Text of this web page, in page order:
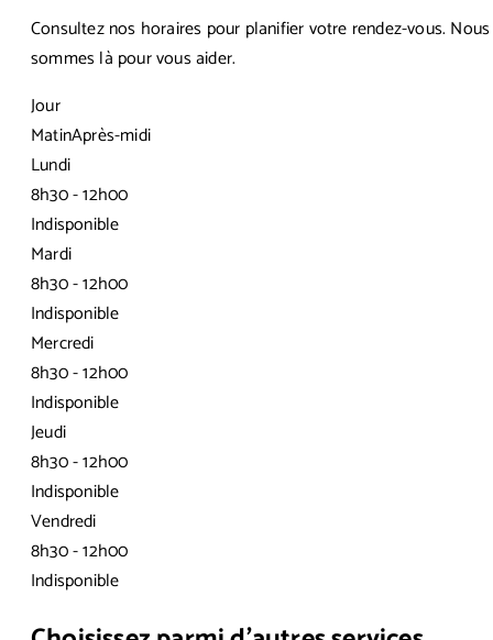
Consultez nos horaires pour planifier votre rendez-vous. Nous
sommes là pour vous aider.
Jour
MatinAprès-midi
Lundi
8h30 - 12h00
Indisponible
Mardi
8h30 - 12h00
Indisponible
Mercredi
8h30 - 12h00
Indisponible
Jeudi
8h30 - 12h00
Indisponible
Vendredi
8h30 - 12h00
Indisponible